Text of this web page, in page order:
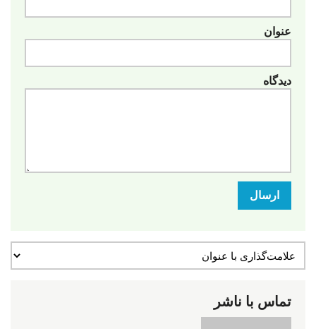
عنوان
دیدگاه
ارسال
تماس با ناشر